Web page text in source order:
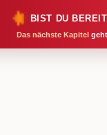
BIST DU
Das nächste Kapitel